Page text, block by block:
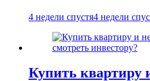
4 недели спустя4 недели
Купить квартиру